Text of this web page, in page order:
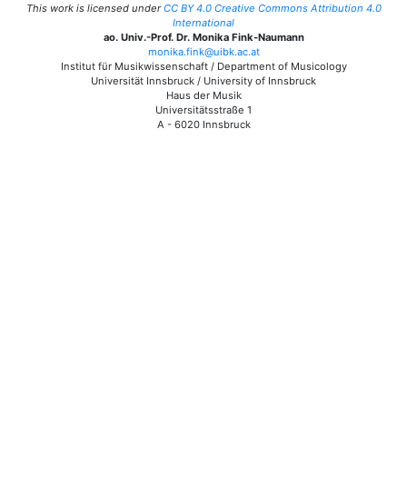
This work is licensed underCC BY 4.0 Creative Commons Attribution 4.0
International
ao. Univ.-Prof. Dr. Monika Fink-Naumann
monika.fink@uibk.ac.at
Institut für Musikwissenschaft / Department of Musicology
Universität Innsbruck / University of Innsbruck
Haus der Musik
Universitätsstraße 1
A - 6020 Innsbruck